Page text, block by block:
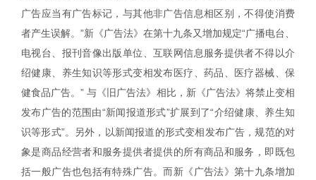
广告应当有广告标记，与其他非广告信息相区别，不得使消费
者产生误解。”新《广告法》在第十九条又增加规定“广播电台、
电视台、报刊音像出版单位、互联网信息服务提供者不得以介
绍健康、养生知识等形式变相发布医疗、药品、医疗器械、保
健食品广告。” 与《旧广告法》相比，新《广告法》将禁止变相
发布广告的范围由“新闻报道形式”扩展到了“介绍健康、养生知
识等形式”。另外，以新闻报道的形式变相发布广告，规范的对
象是商品经营者和服务提供者提供的所有商品和服务，即既包
括一般广告也包括有特殊广告。而新《广告法》第十九条增加